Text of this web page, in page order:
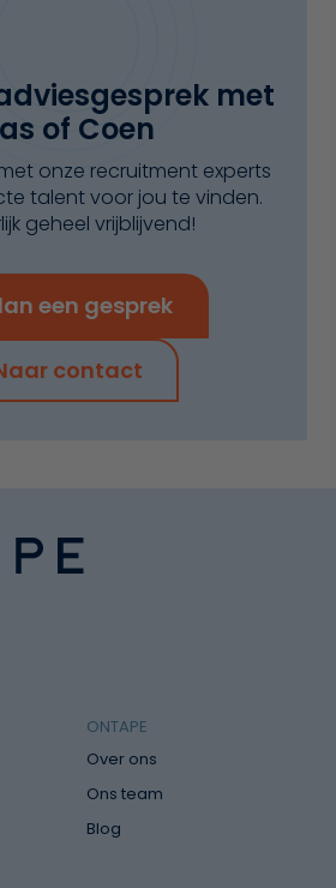
met
of Coen
onze recruitment experts
talent voor jou te vinden.
geheel vrijblijvend!
een gesprek
contact
ONTAPE
Over ons
Ons team
Blog